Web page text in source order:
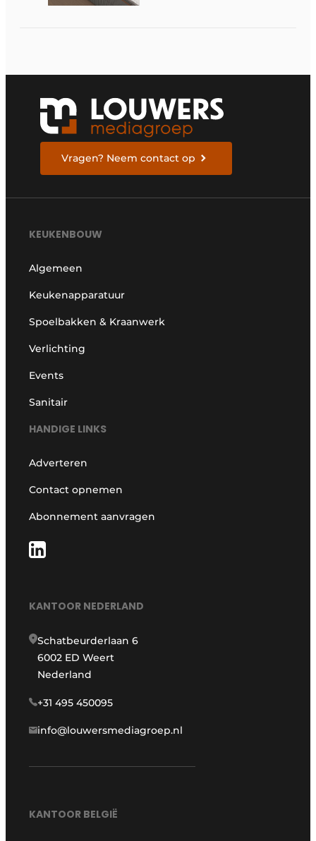
Vragen? Neem contact op
KEUKENBOUW
Algemeen
Keukenapparatuur
Spoelbakken & Kraanwerk
Verlichting
Events
Sanitair
HANDIGE LINKS
Adverteren
Contact opnemen
Abonnement aanvragen
KANTOOR NEDERLAND
Schatbeurderlaan 6
6002 ED Weert
Nederland
+31 495 450095
info@louwersmediagroep.nl
KANTOOR BELGIË